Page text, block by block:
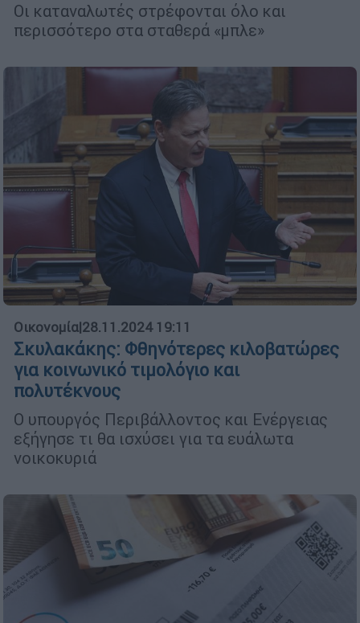
Οι καταναλωτές στρέφονται όλο και
περισσότερο στα σταθερά «μπλε»
Οικονομία|28.11.2024 19:11
Σκυλακάκης: Φθηνότερες κιλοβατώρες
για κοινωνικό τιμολόγιο και
πολυτέκνους
Ο υπουργός Περιβάλλοντος και Ενέργειας
εξήγησε τι θα ισχύσει για τα ευάλωτα
νοικοκυριά